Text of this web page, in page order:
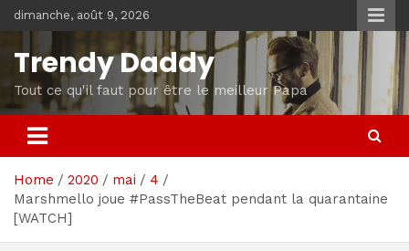
Skip
to
content
dimanche, août 9, 2026
Trendy Daddy
Tout ce qu'il faut pour être le meilleur Papa
Home 2020 mai
4
Marshmello joue #PassTheBeat pendant la quarantaine
[WATCH]